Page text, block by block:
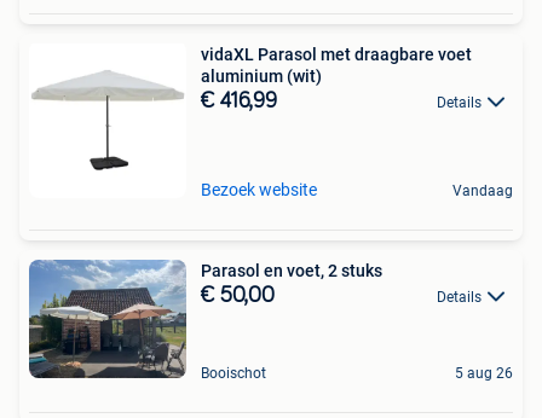
vidaXL Parasol met draagbare voet
aluminium (wit)
€ 416,99 Details
Bezoek website Vandaag
Parasol en voet, 2 stuks
€ 50,00 Details
Booischot 5 aug 26